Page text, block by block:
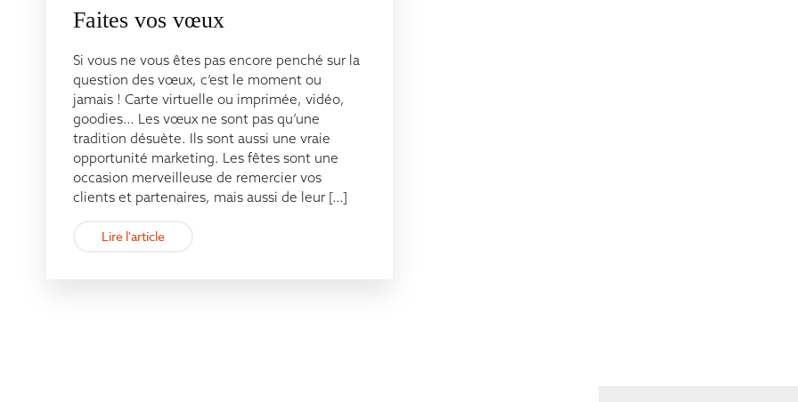
Faites vos vœux
Si vous ne vous êtes pas encore penché sur la
question des vœux, c’est le moment ou
jamais ! Carte virtuelle ou imprimée, vidéo,
goodies… Les vœux ne sont pas qu’une
tradition désuète. Ils sont aussi une vraie
opportunité marketing. Les fêtes sont une
occasion merveilleuse de remercier vos
clients et partenaires, mais aussi de leur […]
Lire l'article